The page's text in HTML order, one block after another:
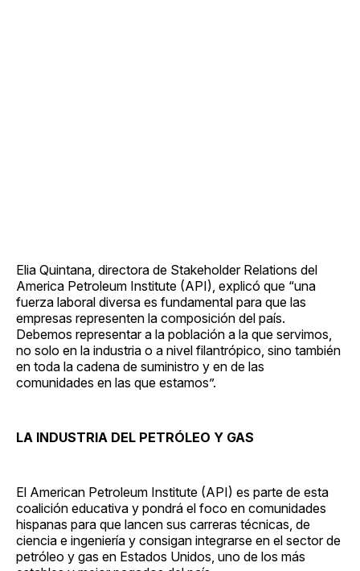
Elia Quintana, directora de Stakeholder Relations del
America Petroleum Institute (API), explicó que “una
fuerza laboral diversa es fundamental para que las
empresas representen la composición del país.
Debemos representar a la población a la que servimos,
no solo en la industria o a nivel filantrópico, sino también
en toda la cadena de suministro y en de las
comunidades en las que estamos”.
LA INDUSTRIA DEL PETRÓLEO Y GAS
El American Petroleum Institute (API) es parte de esta
coalición educativa y pondrá el foco en comunidades
hispanas para que lancen sus carreras técnicas, de
ciencia e ingeniería y consigan integrarse en el sector de
petróleo y gas en Estados Unidos, uno de los más